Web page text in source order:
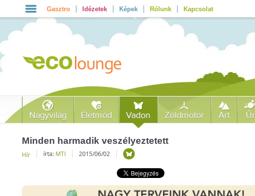
Gasztro Idézetek Képek Rólunk Kapcsolat
Nagyvilág Életmód Vadon Zöldmotor Art Űr
Minden harmadik veszélyeztetett
Hír írta: MTI 2015/06/02